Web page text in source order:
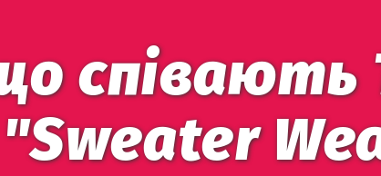
співають
"Sweater